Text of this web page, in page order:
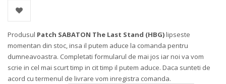
Produsul Patch SABATON The Last Stand (HBG)lipseste
momentan din stoc, insa il putem aduce la comanda pentru
dumneavoastra. Completati formularul de mai jos iar noi va vom
scrie in cel mai scurt timp in cit timp il putem aduce. Daca sunteti de
acord cu termenul de livrare vom inregistra comanda.